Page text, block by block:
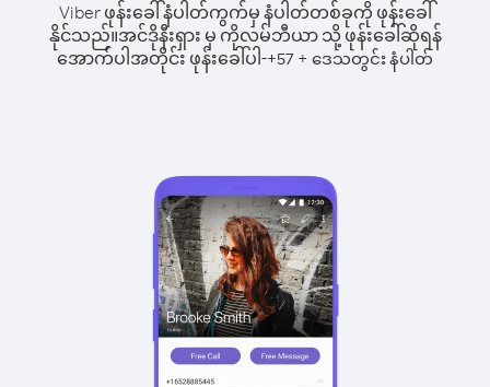
Viber ဖုန်းခေါ်နံပါတ်ကွက်မှ နံပါတ်တစ်ခုကို ဖုန်းခေါ်
နိုင်သည်။အင်ဒိုနီးရှား မှ ကိုလမ်ဘီယာ သို့ ဖုန်းခေါ်ဆိုရန်
အောက်ပါအတိုင်း ဖုန်းခေါ်ပါ-+57 + ဒေသတွင်း နံပါတ်